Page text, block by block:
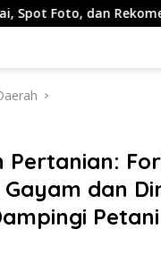
dan Rekomendasi
Pertanian:
dan